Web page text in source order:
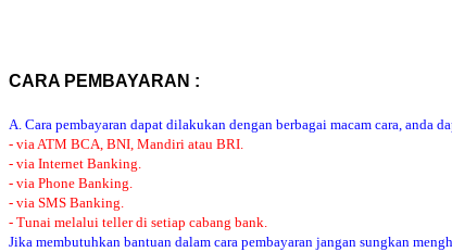
CARA PEMBAYARAN :
A. Cara pembayaran dapat dilakukan dengan berbagai macam cara, anda
- via ATM BCA, BNI, Mandiri atau BRI.
- via Internet Banking.
- via Phone Banking.
- via SMS Banking.
- Tunai melalui teller di setiap cabang bank.
Jika membutuhkan bantuan dalam cara pembayaran jangan sungkan